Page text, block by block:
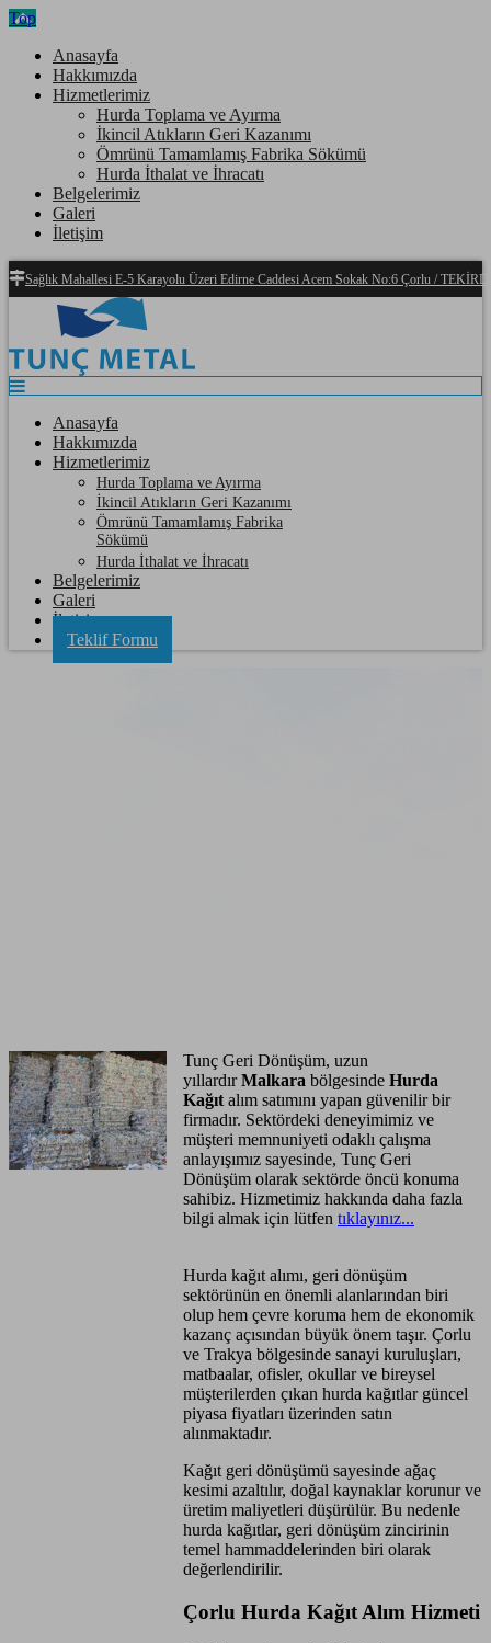
Top
Anasayfa
Hakkımızda
Hizmetlerimiz
Hurda Toplama ve Ayırma
İkincil Atıkların Geri Kazanımı
Ömrünü Tamamlamış Fabrika Sökümü
Hurda İthalat ve İhracatı
Belgelerimiz
Galeri
İletişim
Sağlık Mahallesi E-5 Karayolu Üzeri Edirne Caddesi Acem Sokak No:6 Çorlu /
Anasayfa
Hakkımızda
Hizmetlerimiz
Hurda Toplama ve Ayırma
İkincil Atıkların Geri Kazanımı
Ömrünü Tamamlamış Fabrika
Sökümü
Hurda İthalat ve İhracatı
Belgelerimiz
Galeri
İletişim
Teklif Formu
Tunç Geri Dönüşüm, uzun
yıllardırMalkara bölgesindeHurda
Kağıtalım satımını yapan güvenilir bir
firmadır. Sektördeki deneyimimiz ve
müşteri memnuniyeti odaklı çalışma
anlayışımız sayesinde, Tunç Geri
Dönüşüm olarak sektörde öncü konuma
sahibiz. Hizmetimiz hakkında daha fazla
bilgi almak için lütfentıklayınız...
Hurda kağıt alımı, geri dönüşüm
sektörünün en önemli alanlarından biri
olup hem çevre koruma hem de ekonomik
kazanç açısından büyük önem taşır. Çorlu
ve Trakya bölgesinde sanayi kuruluşları,
matbaalar, ofisler, okullar ve bireysel
müşterilerden çıkan hurda kağıtlar güncel
piyasa fiyatları üzerinden satın
alınmaktadır.
Kağıt geri dönüşümü sayesinde ağaç
kesimi azaltılır, doğal kaynaklar korunur ve
üretim maliyetleri düşürülür. Bu nedenle
hurda kağıtlar, geri dönüşüm zincirinin
temel hammaddelerinden biri olarak
değerlendirilir.
Çorlu Hurda Kağıt Alım Hizmeti